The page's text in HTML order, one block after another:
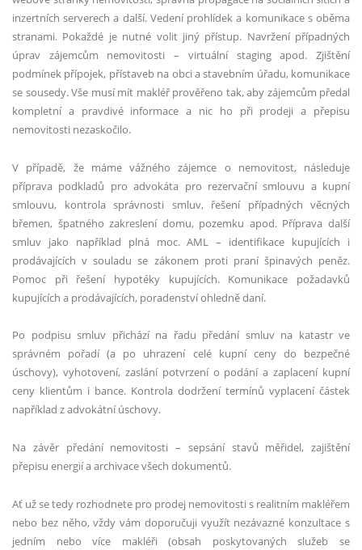
inzertních serverech a další. Vedení prohlídek a komunikace s oběma
stranami. Pokaždé je nutné volit jiný přístup. Navržení případných
úprav zájemcům nemovitosti – virtuální staging apod. Zjištění
podmínek přípojek, přístaveb na obci a stavebním úřadu, komunikace
se sousedy. Vše musí mít makléř prověřeno tak, aby zájemcům předal
kompletní a pravdivé informace a nic ho při prodeji a přepisu
nemovitosti nezaskočilo.
V případě, že máme vážného zájemce o nemovitost, následuje
příprava podkladů pro advokáta pro rezervační smlouvu a kupní
smlouvu, kontrola správnosti smluv, řešení případných věcných
břemen, špatného zakreslení domu, pozemku apod. Příprava další
smluv jako například plná moc. AML – identifikace kupujících i
prodávajících v souladu se zákonem proti praní špinavých peněz.
Pomoc při řešení hypotéky kupujících. Komunikace požadavků
kupujících a prodávajících, poradenství ohledně daní.
Po podpisu smluv přichází na řadu předání smluv na katastr ve
správném pořadí (a po uhrazení celé kupní ceny do bezpečné
úschovy), vyhotovení, zaslání potvrzení o podání a zaplacení kupní
ceny klientům i bance. Kontrola dodržení termínů vyplacení částek
například z advokátní úschovy.
Na závěr předání nemovitosti – sepsání stavů měřidel, zajištění
přepisu energiía archivace všech dokumentů.
Ať už se tedy rozhodnete pro prodej nemovitosti s realitním makléřem
nebo bez něho, vždy vám doporučuji využít nezávazné konzultace s
jedním nebo více makléři (obsah poskytovaných služeb se